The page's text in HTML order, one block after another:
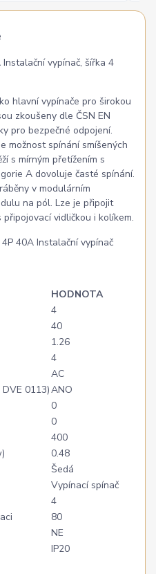
vypínač, šířka 4
hlavní vypínače pro širokou
zkoušeny dle ČSN EN
pro bezpečné odpojení.
možnost spínání smíšených
s mírným přetížením s
A dovoluje časté spínání.
v modulárním
na pól. Lze je připojit
vidličkou i kolíkem.
HODNOTA
4
40
1.26
4
AC
0113)ANO
0
0
400
0.48
Šedá
Vypínací spínač
4
80
NE
IP20